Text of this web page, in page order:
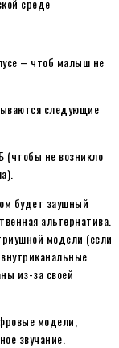
среде
– чтоб малыш не
следующие
не возникло
будет заушный
альтернатива.
модели (если
из-за своей
модели,
звучание.